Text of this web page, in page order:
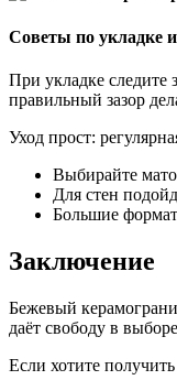
Советы по укладке и
При укладке следите
правильный зазор
Уход прост:
Выбирайте
Для стен
Большие
Заключение
Бежевый
даёт свободу в
Если хотите